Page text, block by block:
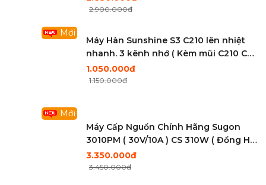
2.900.000đ
Mới
Máy Hàn Sunshine S3 C210 lên nhiệt
nhanh. 3 kênh nhớ ( Kèm mũi C210 Cắt
)1.050.000đ
1.150.000đ
Mới
Máy Cấp Nguồn Chính Hãng Sugon
3010PM ( 30V/10A ) CS 310W ( Đồng Hồ
4 Số ) 2026
3.350.000đ
3.450.000đ